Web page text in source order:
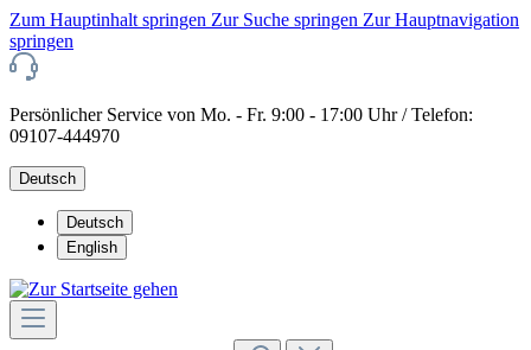
Zum Hauptinhalt springen Zur Suche springen Zur Hauptnavigation
springen
Persönlicher Service von Mo. - Fr. 9:00 - 17:00 Uhr / Telefon:
09107-444970
Deutsch
Deutsch
English